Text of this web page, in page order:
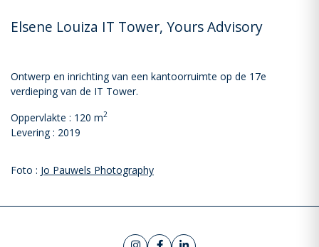
Elsene Louiza IT Tower, Yours Advisory
Ontwerp en inrichting van een kantoorruimte op de 17e
verdieping van de IT Tower.
Oppervlakte : 120 m2
Levering : 2019
Foto : Jo Pauwels Photography